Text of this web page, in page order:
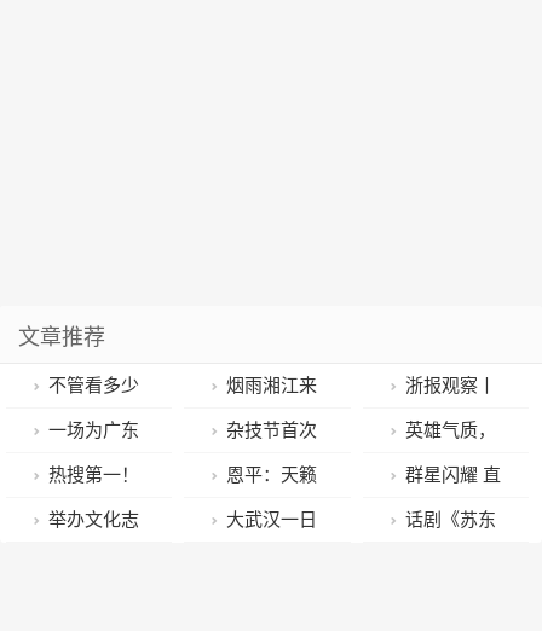
文章推荐
不管看多少
遍，都会哭湿
一包纸巾
烟雨湘江来
音符里躲一场
春雨
浙报观察丨
舞剧《遇见大
运河》演出十
年 为何常演常
一场为广东
志愿者打造的
年度盛会将在
杂技节首次
线上直播，百
万网友云赏走
英雄气质，
浪漫情怀，杂
技节嘉宾盛赞
热搜第一！
微博之夜上演
恩平：天籁
之音，由此发
群星闪耀 直
上银河 第33届
举办文化志 大武汉一日 话剧《苏东